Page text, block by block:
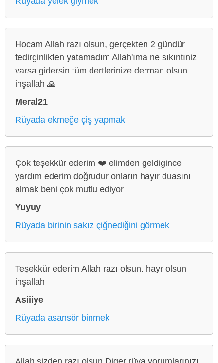
Hocam Allah razı olsun, gerçekten 2 gündür
tedirginlikten yatamadım Allah'ıma ne sıkıntıniz
varsa gidersin tüm dertlerinize derman olsun
inşallah 🙏
Meral21
Rüyada ekmeğe çiş yapmak
Çok teşekkür ederim ❤️ elimden geldigince
yardım ederim doğrudur onların hayır duasını
almak beni çok mutlu ediyor
Yuyuy
Rüyada birinin sakız çiğnediğini görmek
Teşekkür ederim Allah razı olsun, hayr olsun
inşallah
Asiiiye
Rüyada asansör binmek
Allah sizden razı olsun.Diger rüya yorumlarınızı